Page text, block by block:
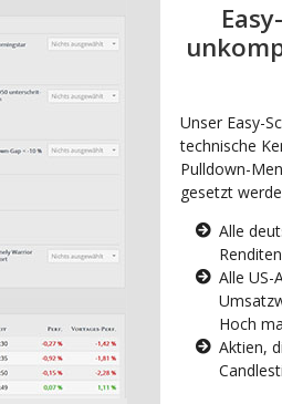
Unser Easy-
technische
Pulldown-
gesetzt
Alle
Alle US-
Hoch
Aktien,